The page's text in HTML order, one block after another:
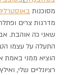
מסוכנות
מדרגות צרים
שאני כה אוהבת.
התעלה על עצמו
הוציא ממני באמת
רציונליים שלי,